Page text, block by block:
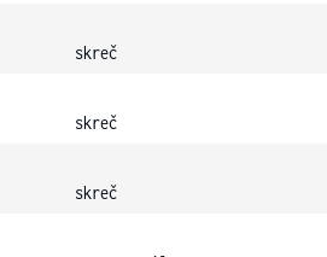
skreč
skreč
skreč